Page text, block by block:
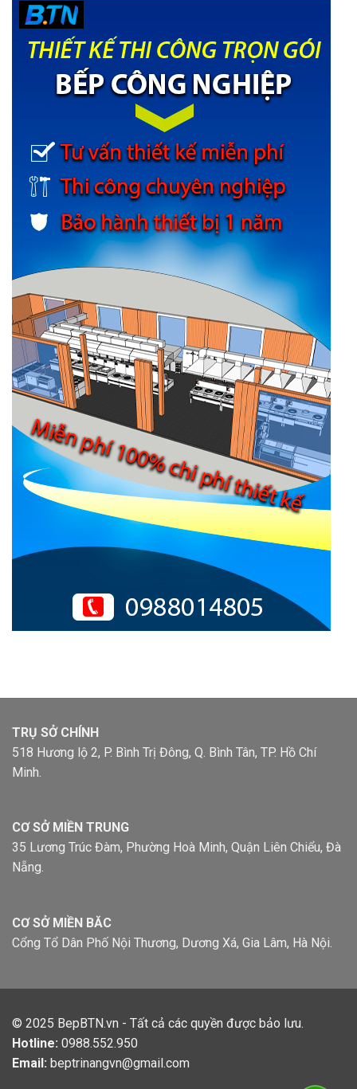
TRỤ SỞ CHÍNH
518 Hương lộ 2, P. Bình Trị Đông, Q. Bình Tân, TP. Hồ Chí
Minh.
CƠ SỞ MIỀN TRUNG
35 Lương Trúc Đàm, Phường Hoà Minh, Quận Liên Chiểu, Đà
Nẵng.
CƠ SỞ MIỀN BĂC
Cổng Tổ Dân Phố Nội Thương, Dương Xá, Gia Lâm, Hà Nội.
© 2025 BepBTN.vn - Tất cả các quyền được bảo lưu.
Hotline: 0988.552.950
Email: beptrinangvn@gmail.com